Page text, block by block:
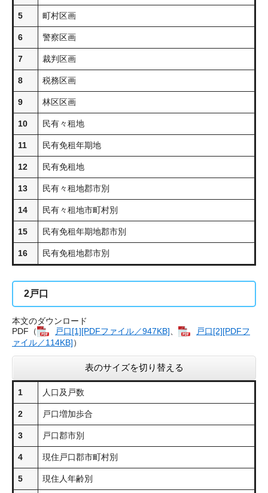
5 町村区画
6 警察区画
7 裁判区画
8 税務区画
9 林区区画
10 民有々租地
11 民有免租年期地
12 民有免租地
13 民有々租地郡市別
14 民有々租地市町村別
15 民有免租年期地郡市別
16 民有免租地郡市別
2戸口
本文のダウンロード
PDF（
戸口[1][PDFファイル／947KB]
戸口[2][PDFフ
ァイル／114KB]）
表のサイズを切り替える
1 人口及戸数
2 戸口増加歩合
3 戸口郡市別
4 現住戸口郡市町村別
5 現住人年齢別